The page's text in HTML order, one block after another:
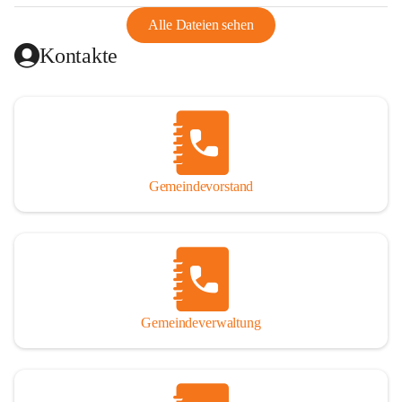
Aus diesem Grund war die Bevölkerung dazu gezwungen,
Schmuggel zu betreiben. Es kam oft zu nächtlichen
Überfällen und Schießereien. Erst mit dem Anschluss des
wirtschaftlich ging es bergauf. Dieser Aufschwung endete
1926. Es folgten Arbeitslosigkeit, Preissteigerung und
Unanbringlichkeit von Produkten. Daher wurde der
Anschluss an das Deutsche Reich begrüßt. Als der Zweite
Weltkrieg ausbrach, schwang die Stimmung um. Es starben
26 Männer an der Front, weitere 16 werden vermisst.
Von 1971 bis 1991 gehörte Wörterberg zur Gemeinde
Ollersdorf. Durch den Einsatz von mehreren Ortsansässigen
wurde Wörterberg 1991 wieder eine eigenständige
Die Gemeinde liegt im Südburgenland im Nordwesten des
Alle Dateien sehen
Kontakte
Gemeindevorstand
Gemeindeverwaltung